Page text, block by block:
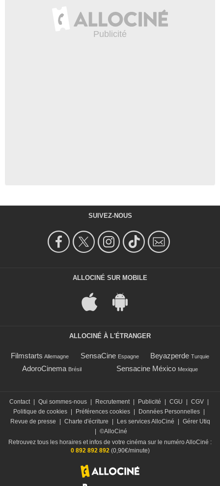
SUIVEZ-NOUS
ALLOCINÉ SUR MOBILE
ALLOCINÉ À L'ÉTRANGER
Filmstarts Allemagne SensaCine Espagne Beyazperde Turquie
AdoroCinema Brésil Sensacine México Mexique
Contact | Qui sommes-nous | Recrutement | Publicité | CGU | CGV |
Politique de cookies | Préférences cookies | Données Personnelles |
Revue de presse
| Charte d'écriture | Les services AlloCiné | Gérer Utiq
| ©AlloCiné
Retrouvez tous les horaires et infos de votre cinéma sur le numéro AlloCiné :
0 892 892 892 (0,90€/minute)